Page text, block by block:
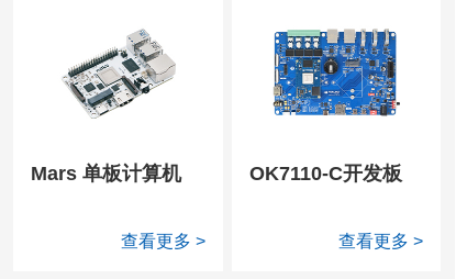
Mars 单板计算机
查看更多 >
OK7110-C开发板
查看更多 >